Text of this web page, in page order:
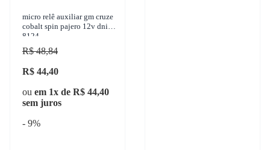
micro relê auxiliar gm cruze
cobalt spin pajero 12v dni
8124
R$ 48,84
R$ 44,40
ou em 1x de R$ 44,40
sem juros
- 9%